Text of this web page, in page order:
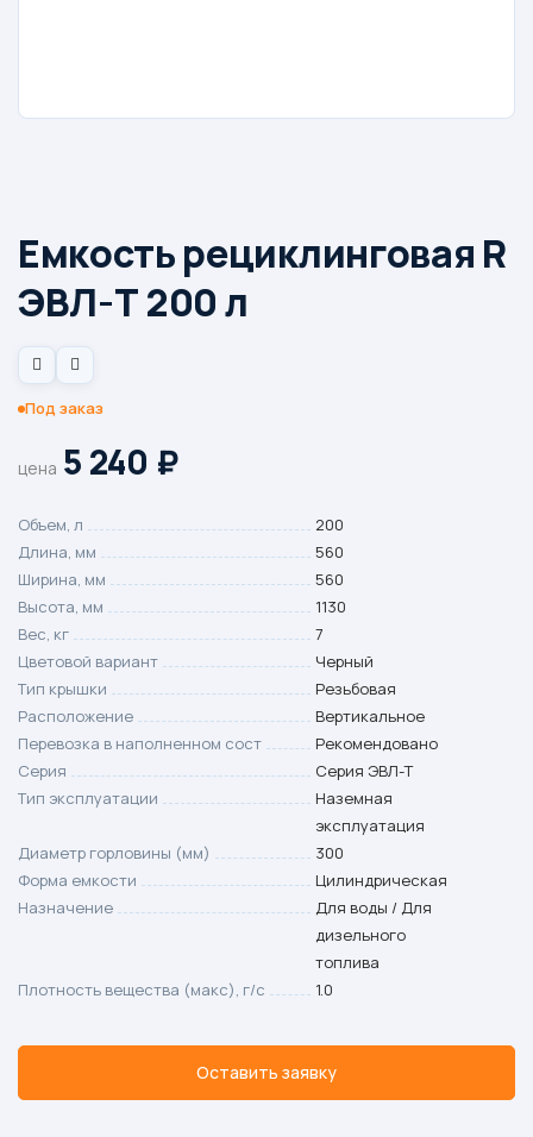
Емкость рециклинговая R
ЭВЛ-Т 200 л
Под заказ
цена 5 240 ₽
Объем, л
200
Длина, мм
560
Ширина, мм
560
Высота, мм
1130
Вес, кг
7
Цветовой вариант
Черный
Тип крышки
Резьбовая
Расположение
Вертикальное
Перевозка в наполненном сост
Рекомендовано
Серия
Серия ЭВЛ-Т
Тип эксплуатации
Наземная
эксплуатация
Диаметр горловины (мм)
300
Форма емкости
Цилиндрическая
Назначение
Для воды / Для
дизельного
топлива
Плотность вещества (макс), г/с
1.0
Оставить заявку